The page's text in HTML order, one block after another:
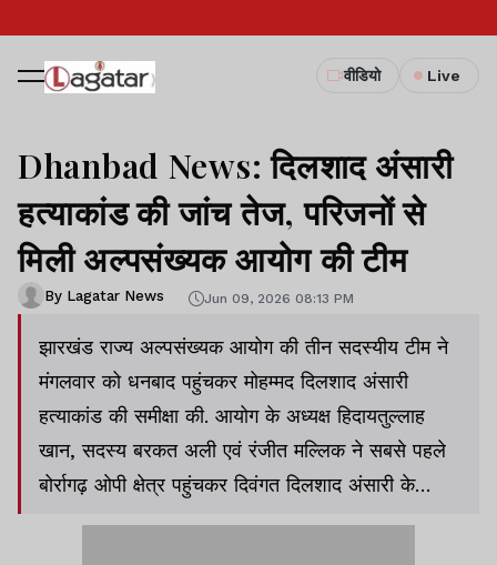
वीडियो Live
Dhanbad News: दिलशाद अंसारी
हत्याकांड की जांच तेज, परिजनों से
मिली अल्पसंख्यक आयोग की टीम
By Lagatar News Jun 09, 2026 08:13 PM
झारखंड राज्य अल्पसंख्यक आयोग की तीन सदस्यीय टीम ने
मंगलवार को धनबाद पहुंचकर मोहम्मद दिलशाद अंसारी
हत्याकांड की समीक्षा की. आयोग के अध्यक्ष हिदायतुल्लाह
खान, सदस्य बरकत अली एवं रंजीत मल्लिक ने सबसे पहले
बोर्रागढ़ ओपी क्षेत्र पहुंचकर दिवंगत दिलशाद अंसारी के